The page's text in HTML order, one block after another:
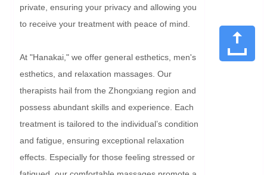
private, ensuring your privacy and allowing you
to receive your treatment with peace of mind.
At "Hanakai," we offer general esthetics, men's
esthetics, and relaxation massages. Our
therapists hail from the Zhongxiang region and
possess abundant skills and experience. Each
treatment is tailored to the individual’s condition
and fatigue, ensuring exceptional relaxation
effects. Especially for those feeling stressed or